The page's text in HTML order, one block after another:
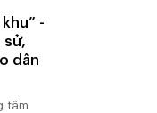
-
sử,
dân
tâm